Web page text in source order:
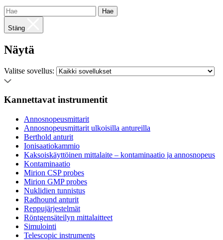
Hae
Stäng
Näytä
Valitse sovellus:
Kannettavat instrumentit
Annosnopeusmittarit
Annosnopeusmittarit ulkoisilla antureilla
Berthold anturit
Ionisaatiokammio
Kaksoiskäyttöinen mittalaite – kontaminaatio ja annosnopeus
Kontaminaatio
Mirion CSP probes
Mirion GMP probes
Nuklidien tunnistus
Radhound anturit
Reppujärjestelmät
Röntgensäteilyn mittalaitteet
Simulointi
Telescopic instruments